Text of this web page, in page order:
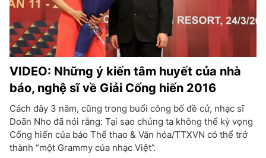
VIDEO: Những ý kiến tâm huyết của nhà
báo, nghệ sĩ về Giải Cống hiến 2016
Cách đây 3 năm, cũng trong buổi công bố đề cử, nhạc sĩ
Doãn Nho đã nói rằng: Tại sao chúng ta không thể kỳ vọng
Cống hiến của báo Thể thao & Văn hóa/TTXVN có thể trở
thành “một Grammy của nhạc Việt”.